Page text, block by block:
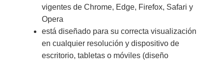
vigentes de Chrome, Edge, Firefox, Safari y
Opera
está diseñado para su correcta visualización
en cualquier resolución y dispositivo de
escritorio, tabletas o móviles (diseño